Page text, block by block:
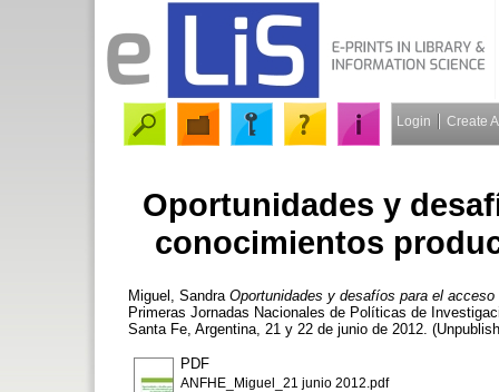
Login Create
Oportunidades y
conocimientos
Miguel, Sandra Oportunidades y desafíos para el
Primeras Jornadas Nacionales de Políticas de
Santa Fe, Argentina, 21 y 22 de junio de 2012.
PDF
ANFHE_Miguel_21 junio 2012.pdf